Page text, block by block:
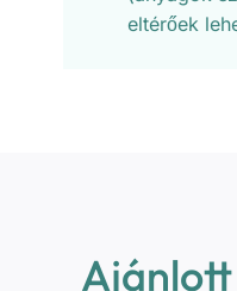
eltérőek